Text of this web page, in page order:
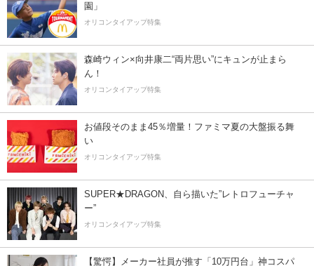
園」
オリコンタイアップ特集
森崎ウィン×向井康二“両片思い”にキュンが止まら
ん！
オリコンタイアップ特集
お値段そのまま45％増量！ファミマ夏の大盤振る舞
い
オリコンタイアップ特集
SUPER★DRAGON、自ら描いた”レトロフューチャ
ー”
オリコンタイアップ特集
【驚愕】メーカー社員が推す「10万円台」神コスパ